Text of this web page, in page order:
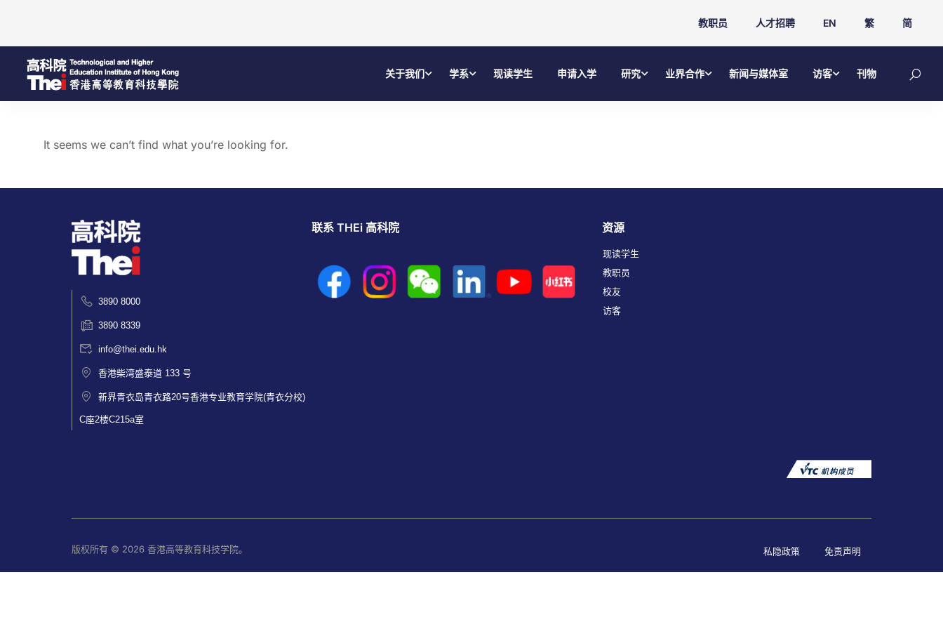
教职员 人才招聘 EN 繁 简
关于我们 学系 现读学生 申请入学 研究 业界合作 新闻与媒体室 访客 刊物
It seems we can’t find what you’re looking for.
3890 8000
3890 8339
info@thei.edu.hk
香港柴湾盛泰道 133 号
新界青衣岛青衣路20号香港专业教育学院(青衣分校)
C座2楼C215a室
联系 THEi 高科院 资源
现读学生
教职员
校友
访客
版权所有 © 2026 香港高等教育科技学院。 私隐政策 免责声明